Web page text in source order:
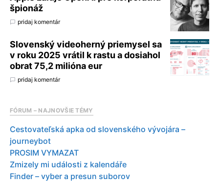
špionáž
pridaj komentár
Slovenský videoherný priemysel sa
v roku 2025 vrátil k rastu a dosiahol
obrat 75,2 milióna eur
pridaj komentár
FÓRUM – NAJNOVŠIE TÉMY
Cestovateľská apka od slovenského vývojára –
journeybot
PROSIM VYMAZAT
Zmizely mi události z kalendáře
Finder – vyber a presun suborov